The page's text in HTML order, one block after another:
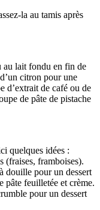
la au tamis après
au lait fondu en fin de
citron pour une
d’extrait de café ou de
de pâte de pistache
quelques idées :
(fraises, framboises).
douille pour un dessert
pâte feuilletée et crème.
pour un dessert